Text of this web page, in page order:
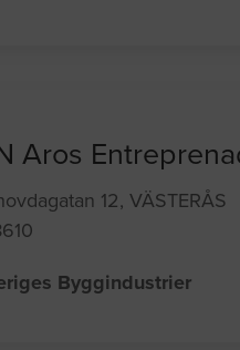
Aros
12, VÄSTERÅS
Byggindustrier